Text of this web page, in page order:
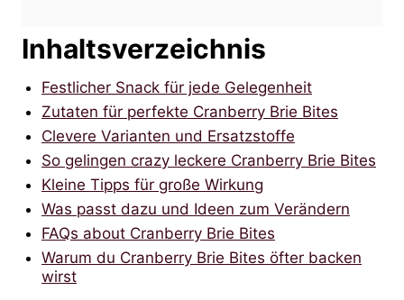
Inhaltsverzeichnis
Festlicher Snack für jede Gelegenheit
Zutaten für perfekte Cranberry Brie Bites
Clevere Varianten und Ersatzstoffe
So gelingen crazy leckere Cranberry Brie Bites
Kleine Tipps für große Wirkung
Was passt dazu und Ideen zum Verändern
FAQs about Cranberry Brie Bites
Warum du Cranberry Brie Bites öfter backen
wirst